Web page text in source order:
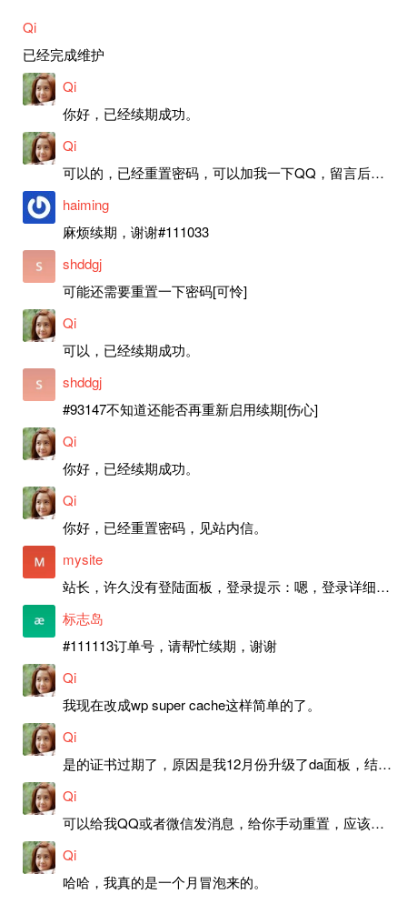
Qi
已经完成维护
Qi
你好，已经续期成功。
Qi
可以的，已经重置密码，可以加我一下QQ，留言后我就发密码给你。
haiming
麻烦续期，谢谢#111033
shddgj
可能还需要重置一下密码[可怜]
Qi
可以，已经续期成功。
shddgj
#93147不知道还能否再重新启用续期[伤心]
Qi
你好，已经续期成功。
Qi
你好，已经重置密码，见站内信。
mysite
站长，许久没有登陆面板，登录提示：嗯，登录详细信息似乎不正确。请重试。 网站还可以正常使用。如果是密码问题请帮忙重置一下密码。谢谢。订单号：97790，账号：aa20210950。 站长，提交了工单，你回复续期成功，不过我的问题是面部登陆信息有问题，一直是初始密码，现在无法登陆，有时间麻烦排查一下。
标志岛
#111113订单号，请帮忙续期，谢谢
Qi
我现在改成wp super cache这样简单的了。
Qi
是的证书过期了，原因是我12月份升级了da面板，结果后台证书就不更新了，目前还在排查问题。切换PHP版本现在没有了，因为DA新版不支持。
Qi
可以给我QQ或者微信发消息，给你手动重置，应该是服务器插件有问题了，这个wp的主题太老了，导致现在好多的问题，网站的签到功能也是因为这个原因导致的。
Qi
哈哈，我真的是一个月冒泡来的。